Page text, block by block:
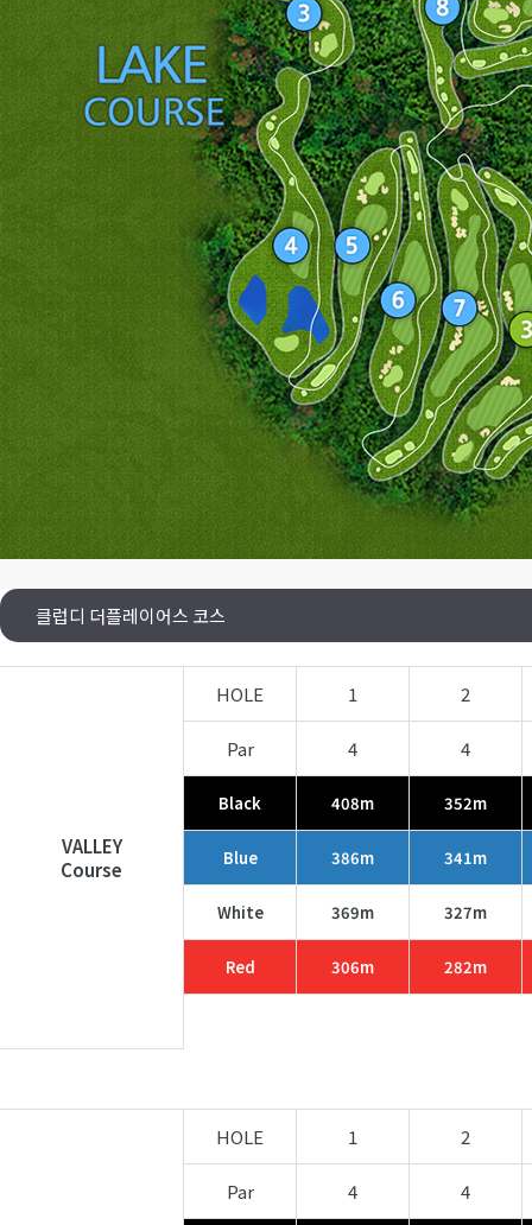
클럽디 더플레이어스 코스
VALLEY
Course
HOLE 1 2
Par 4 4
Black 408m 352m
Blue 386m 341m
White 369m 327m
Red 306m 282m
HOLE 1 2
Par 4 4